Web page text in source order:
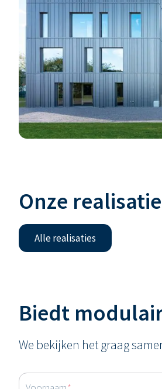
Onze
Alle realisaties
Biedt
We bekijken het graag